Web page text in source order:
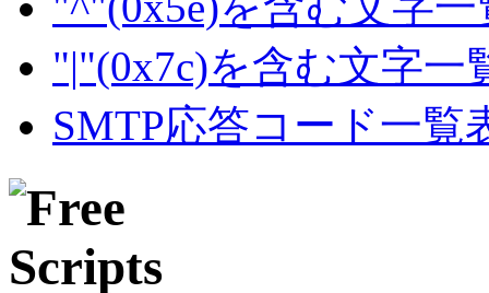
"|"(0x7c)を含む文字一
SMTP応答コード一覧